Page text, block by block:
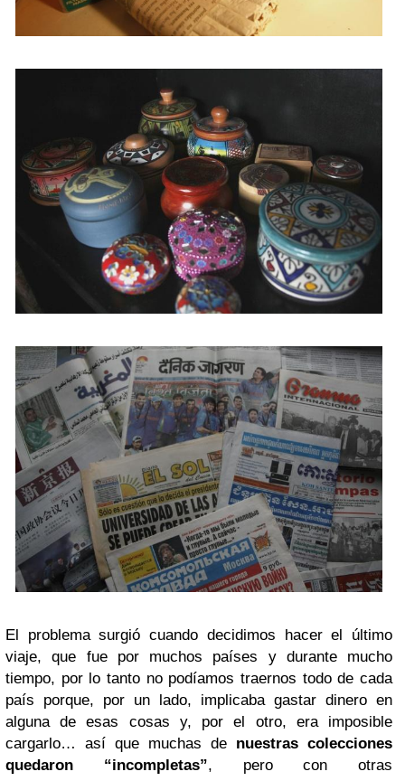
El problema surgió cuando decidimos hacer el último
viaje, que fue por muchos países y durante mucho
tiempo, por lo tanto no podíamos traernos todo de cada
país porque, por un lado, implicaba gastar dinero en
alguna de esas cosas y, por el otro, era imposible
cargarlo… así que muchas de nuestras colecciones
quedaron “incompletas”, pero con otras